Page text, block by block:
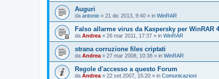
Auguri
da antonio » 21 dic 2013, 9:40 » in WinRAR
Falso allarme virus da Kaspersky per WinRAR
da Andrea » 26 mar 2011, 17:37 » in WinRAR
strana corruzione files criptati
da Andrea » 27 mar 2008, 10:38 » in WinRAR
Regole d'accesso a questo Forum
da Andrea » 22 set 2007, 15:20 » in Comunicazioni